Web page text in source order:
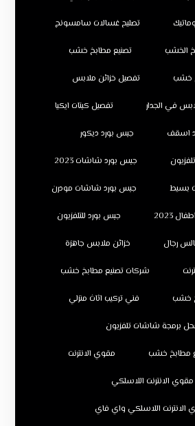
تصليح غسالات سامسونج
الخشب تصنيع مطابخ خشب
خشب تفصيل خزائن ملابس
في الجدار تفصيل كبتات ايكيا
اسقف جبس بورد ديكور
جبس بورد شاشات 2023
بسيط جبس بورد شاشات مودرن
2023 جبس بورد للتلفزيون
رجال خزائن ملابس جاهزة
شركات تصنيع مطابخ خشب
خشب فني تركيب اثاث منزلي
برمجة شاشات تلفزيون
مطابخ خشب مقوي الانترنت
مقوي الانترنت اللاسلكي
الانترنت اللاسلكي واي فاي